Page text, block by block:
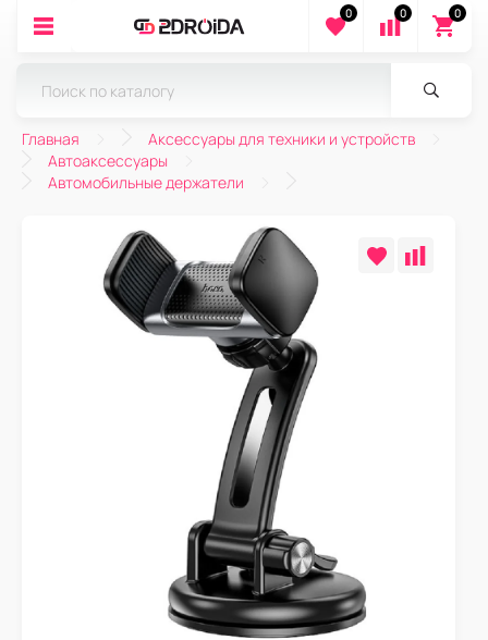
0 0 0
Главная
Аксессуары для техники и устройств
Автоаксессуары
Автомобильные держатели